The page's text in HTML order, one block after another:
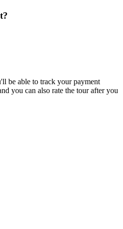
be able to track your payment
you can also rate the tour after you